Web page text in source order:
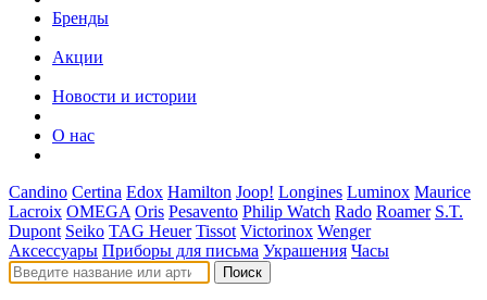
Бренды
Акции
Новости и истории
О нас
Candino Certina Edox Hamilton Joop! Longines Luminox Maurice
Lacroix OMEGA Oris Pesavento Philip Watch Rado Roamer S.T.
Dupont Seiko TAG Heuer Tissot Victorinox Wenger
Аксессуары Приборы для письма Украшения Часы
Поиск